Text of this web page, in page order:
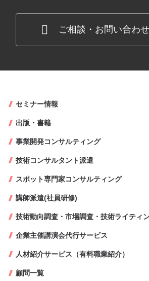
ご相談・お問い合わ
セミナー情報
出版・書籍
事業開発コンサルティング
技術コンサルタント派遣
スポット専門家コンサルティング
講師派遣(社員研修)
技術動向調査・市場調査・技術ライティ
企業主催講演会代行サービス
人材紹介サービス（有料職業紹介）
顧問一覧